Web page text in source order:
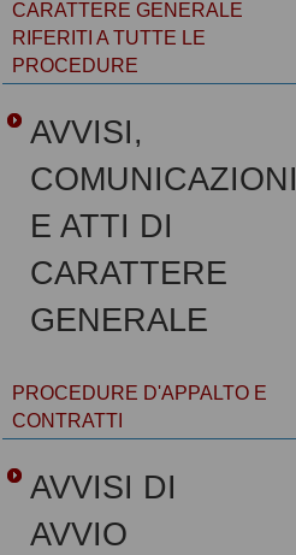
CARATTERE GENERALE
RIFERITI A TUTTE LE
PROCEDURE
AVVISI,
COMUNICAZIONI
E ATTI DI
CARATTERE
GENERALE
PROCEDURE D'APPALTO E
CONTRATTI
AVVISI DI
AVVIO